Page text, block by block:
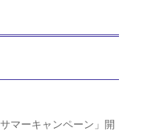
マーキャンペーン」開